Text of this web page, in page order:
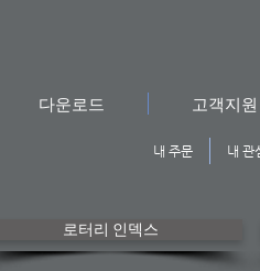
다운로드 고객지원
내 주문 내 관
로터리 인덱스